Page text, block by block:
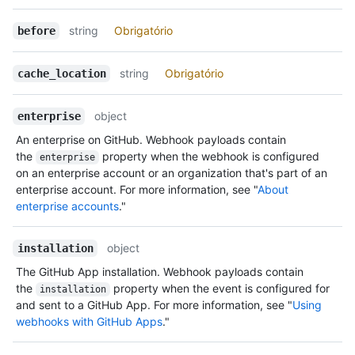
before string Obrigatório
cache_location string Obrigatório
enterprise
object
An enterprise on GitHub. Webhook payloads contain
the
enterprise
property when the webhook is configured
on an enterprise account or an organization that's part of an
enterprise account. For more information, see "About
enterprise accounts."
installation
object
The GitHub App installation. Webhook payloads contain
the
installation
property when the event is configured for
and sent to a GitHub App. For more information, see "Using
webhooks with GitHub Apps."